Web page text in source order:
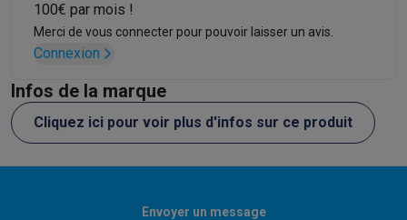
100€ par mois !
Merci de vous connecter pour pouvoir laisser un avis.
Connexion
Infos de la marque
Cliquez ici pour voir plus d'infos sur ce produit
Envoyer un message